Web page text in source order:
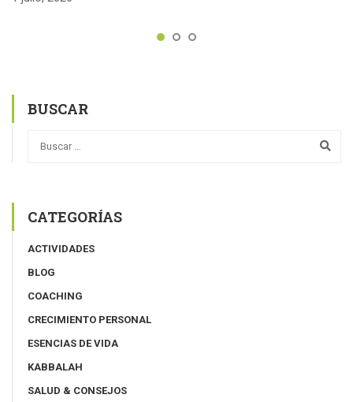
BUSCAR
CATEGORÍAS
ACTIVIDADES
BLOG
COACHING
CRECIMIENTO PERSONAL
ESENCIAS DE VIDA
KABBALAH
SALUD & CONSEJOS